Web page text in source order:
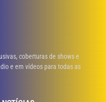
coberturas de shows e
e em vídeos para todas as